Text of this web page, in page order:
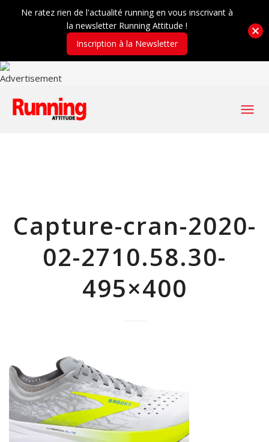
Capture-cran-2020-
02-2710.58.30-
495×400
Ne ratez rien de l'actualité running en vous inscrivant à
la newsletter Running Attitude !
Inscription à la Newsletter